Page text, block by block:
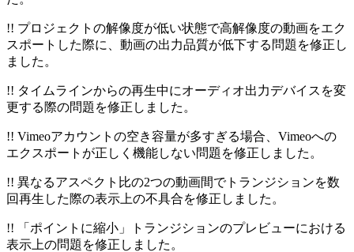
!! プロジェクトの解像度が低い状態で高解像度の動画をエク
スポートした際に、動画の出力品質が低下する問題を修正し
ました。
!! タイムラインからの再生中にオーディオ出力デバイスを変
更する際の問題を修正しました。
!! Vimeoアカウントの空き容量が多すぎる場合、Vimeoへの
エクスポートが正しく機能しない問題を修正しました。
!! 異なるアスペクト比の2つの動画間でトランジションを数
回再生した際の表示上の不具合を修正しました。
!! 「ポイントに縮小」トランジションのプレビューにおける
表示上の問題を修正しました。